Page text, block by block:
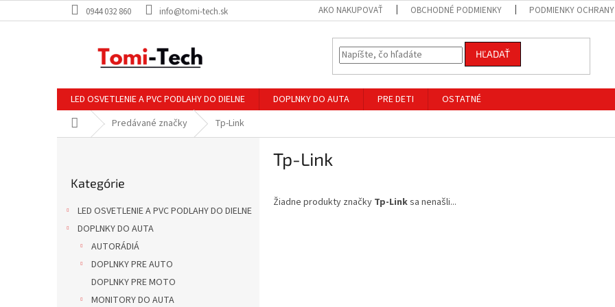
na
0944 032 860 info@tomi-tech.sk AKO NAKUPOVAŤ OBCHODNÉ PODMIENKY PODMIENKY OCHRANY
HĽADAŤ
LED OSVETLENIE A PVC PODLAHY DO DIELNE DOPLNKY DO AUTA PRE DETI
OSTATNÉ
DomovPredávané značky Tp-Link
kategórie
Kategórie
LED OSVETLENIE A PVC PODLAHY DO DIELNE
DOPLNKY DO AUTA
AUTORÁDIÁ
DOPLNKY PRE AUTO
DOPLNKY PRE MOTO
MONITORY DO AUTA
Tp-Link
Žiadne produkty značky Tp-Linksa nenašli...